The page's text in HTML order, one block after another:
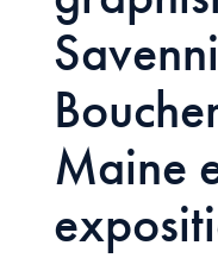
Maine